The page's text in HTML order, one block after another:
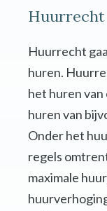
Huurrecht
Huurrecht
huren.
het huren van
huren van
Onder het
regels
maximale